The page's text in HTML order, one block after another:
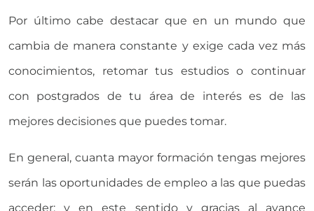
Por último cabe destacar que en un mundo que
cambia de manera constante y exige cada vez más
conocimientos, retomar tus estudios o continuar
con postgrados de tu área de interés es de las
mejores decisiones que puedes tomar.
En general, cuanta mayor formación tengas mejores
serán las oportunidades de empleo a las que puedas
acceder; y en este sentido y gracias al avance